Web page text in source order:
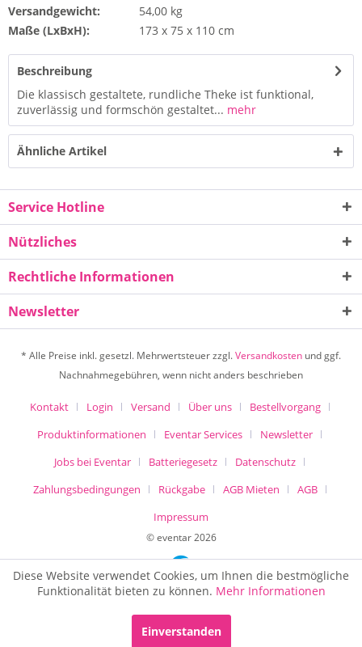
Versandgewicht:
54,00 kg
Maße (LxBxH):
173 x 75 x 110 cm
Beschreibung
Die klassisch gestaltete, rundliche Theke ist funktional,
zuverlässig und formschön gestaltet... mehr
Ähnliche Artikel
Service Hotline
Nützliches
Rechtliche Informationen
Newsletter
* Alle Preise inkl. gesetzl. Mehrwertsteuer zzgl.Versandkosten und ggf.
Nachnahmegebühren, wenn nicht anders beschrieben
Kontakt Login Versand Über uns
Bestellvorgang
Produktinformationen
Eventar Services
Newsletter
Jobs bei Eventar
Batteriegesetz
Datenschutz
Zahlungsbedingungen
Rückgabe AGB Mieten
AGB
Impressum
© eventar 2026
MIETEN
Diese Website verwendet Cookies, um Ihnen die bestmögliche
Funktionalität bieten zu können. Mehr Informationen
Einverstanden